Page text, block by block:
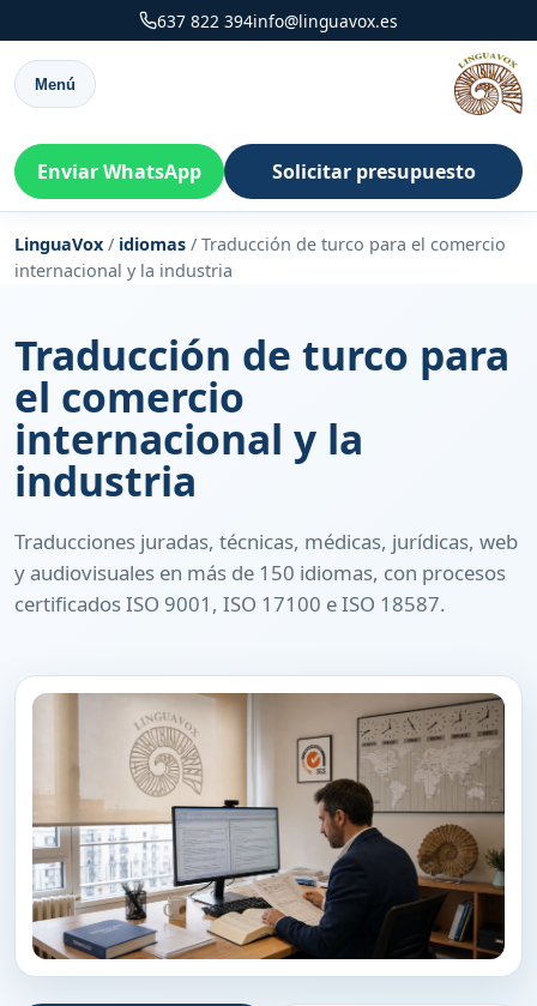
637 822 394info@linguavox.es
Menú
Enviar WhatsApp Solicitar presupuesto
LinguaVox / idiomas / Traducción de turco para el comercio
internacional y la industria
Traducción de turco para
el comercio
internacional y la
industria
Traducciones juradas, técnicas, médicas, jurídicas, web
y audiovisuales en más de 150 idiomas, con procesos
certificados ISO 9001, ISO 17100 e ISO 18587.